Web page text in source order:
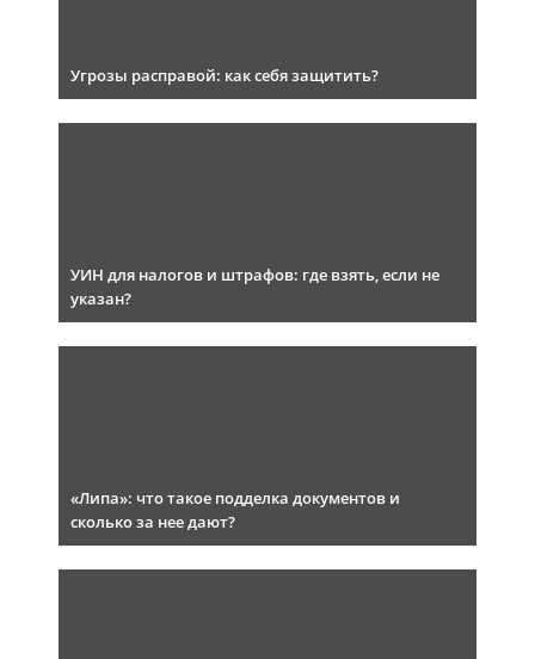
Угрозы расправой: как себя защитить?
УИН для налогов и штрафов: где взять, если не
указан?
«Липа»: что такое подделка документов и
сколько за нее дают?